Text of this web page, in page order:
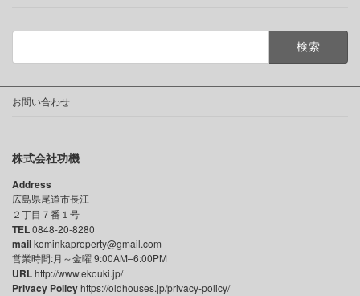
お問い合わせ
株式会社功機
Address
広島県尾道市長江
２丁目７番１号
TEL0848-20-8280
mailkominkaproperty@gmail.com
営業時間:月～金曜 9:00AM–6:00PM
URLhttp://www.ekouki.jp/
Privacy Policyhttps://oldhouses.jp/privacy-policy/